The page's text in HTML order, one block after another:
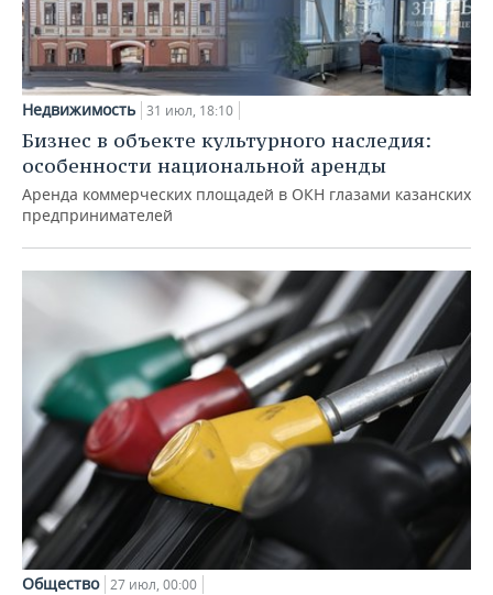
Недвижимость 31 июл, 18:10
Бизнес в объекте культурного наследия:
особенности национальной аренды
Аренда коммерческих площадей в ОКН глазами казанских
предпринимателей
Общество 27 июл, 00:00